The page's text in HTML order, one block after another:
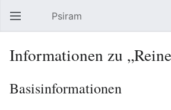
Hauptmenü öffnen Psiram
Informationen zu
Basisinformationen